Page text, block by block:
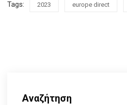
Tags: 2023 europe direct
Αναζήτηση